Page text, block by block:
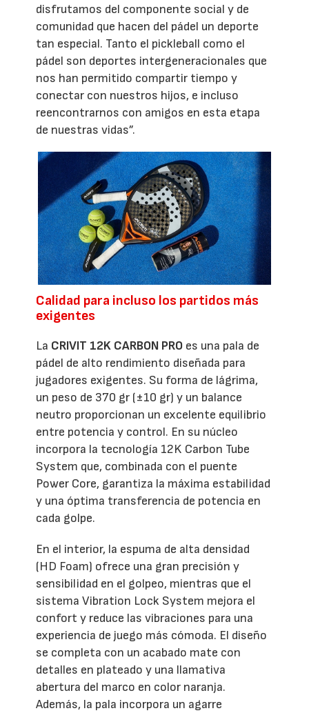
disfrutamos del componente social y de
comunidad que hacen del pádel un deporte
tan especial. Tanto el pickleball como el
pádel son deportes intergeneracionales que
nos han permitido compartir tiempo y
conectar con nuestros hijos, e incluso
reencontrarnos con amigos en esta etapa
de nuestras vidas”.
Calidad para incluso los partidos más
exigentes
La CRIVIT 12K CARBON PRO es una pala de
pádel de alto rendimiento diseñada para
jugadores exigentes. Su forma de lágrima,
un peso de 370 gr (±10 gr) y un balance
neutro proporcionan un excelente equilibrio
entre potencia y control. En su núcleo
incorpora la tecnología 12K Carbon Tube
System que, combinada con el puente
Power Core, garantiza la máxima estabilidad
y una óptima transferencia de potencia en
cada golpe.
En el interior, la espuma de alta densidad
(HD Foam) ofrece una gran precisión y
sensibilidad en el golpeo, mientras que el
sistema Vibration Lock System mejora el
confort y reduce las vibraciones para una
experiencia de juego más cómoda. El diseño
se completa con un acabado mate con
detalles en plateado y una llamativa
abertura del marco en color naranja.
Además, la pala incorpora un agarre